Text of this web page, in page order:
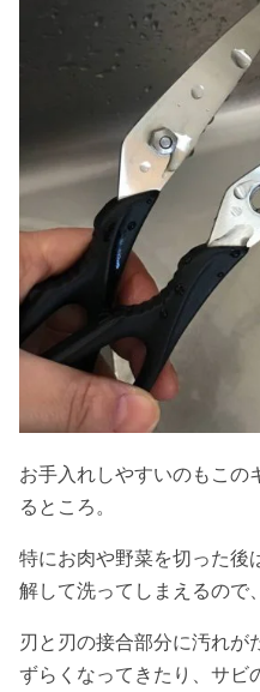
お手入れしやすいのもこの
るところ。
特にお肉や野菜を切った後
解して洗ってしまえるので
刃と刃の接合部分に汚れが
ずらくなってきたり、サビ